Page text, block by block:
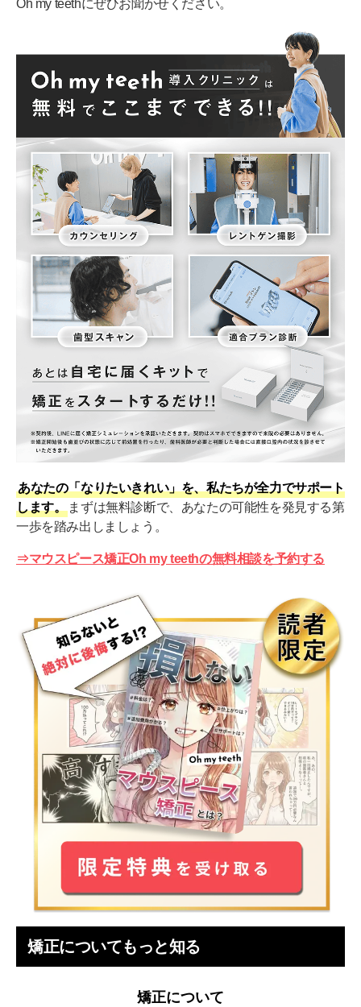
Oh my teethにぜひお聞かせください。
あなたの「なりたいきれい」を、私たちが全力でサポート
します。 まずは無料診断で、あなたの可能性を発見する第
一歩を踏み出しましょう。
⇒マウスピース矯正Oh my teethの無料相談を予約する
矯正についてもっと知る
矯正について